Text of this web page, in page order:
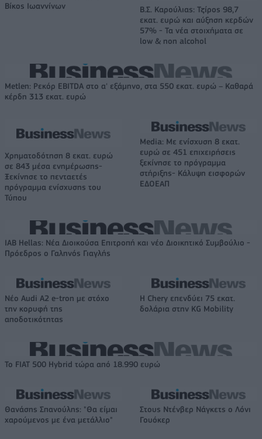
Βίκος Ιωαννίνων
Β.Σ. Καρούλιας: Τζίρος 98,7
εκατ. ευρώ και αύξηση κερδών
57% - Τα νέα στοιχήματα σε
low & non alcohol
Metlen: Ρεκόρ EBITDA στο α' εξάμηνο, στα 550 εκατ. ευρώ – Καθαρά
κέρδη 313 εκατ. ευρώ
Χρηματοδότηση 8 εκατ. ευρώ
σε 843 μέσα ενημέρωσης-
Ξεκίνησε το πενταετές
πρόγραμμα ενίσχυσης του
Τύπου
Media: Με ενίσχυση 8 εκατ.
ευρώ σε 451 επιχειρήσεις
ξεκίνησε το πρόγραμμα
στήριξης- Κάλυψη εισφορών
ΕΔΟΕΑΠ
IAB Hellas: Νέα Διοικούσα Επιτροπή και νέο Διοικητικό Συμβούλιο -
Πρόεδρος ο Γαληνός Γιαγλής
Νέο Audi A2 e-tron με στόχο
την κορυφή της
αποδοτικότητας
Η Chery επενδύει 75 εκατ.
δολάρια στην KG Mobility
Το FIAT 500 Hybrid τώρα από 18.990 ευρώ
Θανάσης Σπανούλης: "Θα είμαι
χαρούμενος με ένα μετάλλιο"
Στους Ντένβερ Νάγκετς ο Λόνι
Γουόκερ